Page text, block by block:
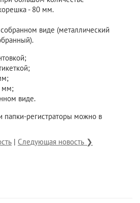
- 80 мм.
виде (металлический
мм;
виде.
папки-регистраторы можно в
| Следующая новость ❯